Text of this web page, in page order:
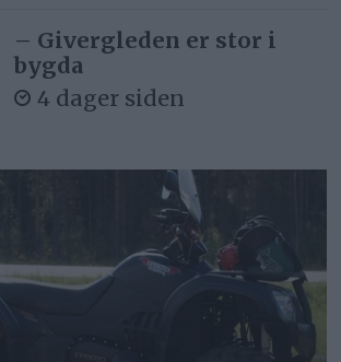
– Givergleden er stor i
bygda
4 dager siden